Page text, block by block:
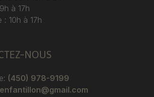
à 17h
: 10h à 17h
NOUS
(450) 978-9199